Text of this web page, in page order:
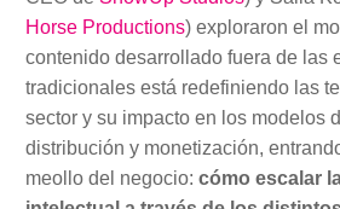
Horse Productions) exploraron el
contenido desarrollado fuera de las
tradicionales está redefiniendo las
sector y su impacto en los modelos
distribución y monetización,
meollo del negocio: cómo escalar